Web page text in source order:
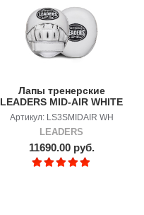
Лапы тренерские
LEADERS MID-AIR WHITE
Артикул: LS3SMIDAIR WH
LEADERS
11690.00 руб.